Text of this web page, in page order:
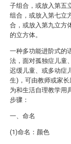
子组合，或放入第五
组合，或放入第七立
合，或放入第九立方
的立方体。
一种多功能进阶式的
法，面对孤独症儿童
迟缓儿童、或多动症
生)，可由教师或家
为和生活自理教学用
步骤：
一、命名
(1)命名：颜色